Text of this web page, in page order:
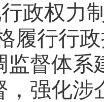
政权力
履行行
监督体系
，强化涉